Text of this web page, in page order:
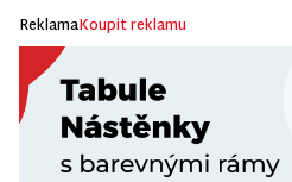
ReklamaKoupit reklamu